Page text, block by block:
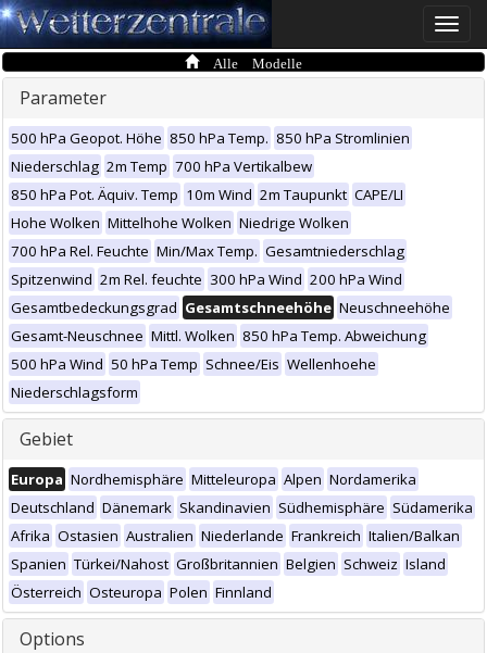
Toggle
Alle Modelle
Parameter
500 hPa Geopot. Höhe 850 hPa Temp. 850 hPa Stromlinien
Niederschlag 2m Temp 700 hPa Vertikalbew
850 hPa Pot. Äquiv. Temp 10m Wind 2m Taupunkt CAPE/LI
Hohe Wolken Mittelhohe Wolken Niedrige Wolken
700 hPa Rel. Feuchte Min/Max Temp. Gesamtniederschlag
Spitzenwind 2m Rel. feuchte 300 hPa Wind 200 hPa Wind
Gesamtbedeckungsgrad Gesamtschneehöhe Neuschneehöhe
Gesamt-Neuschnee Mittl. Wolken 850 hPa Temp. Abweichung
500 hPa Wind 50 hPa Temp Schnee/Eis Wellenhoehe
Niederschlagsform
Gebiet
Europa Nordhemisphäre Mitteleuropa Alpen Nordamerika
Deutschland Dänemark Skandinavien Südhemisphäre Südamerika
Afrika Ostasien Australien Niederlande Frankreich Italien/Balkan
Spanien Türkei/Nahost Großbritannien Belgien Schweiz Island
Österreich Osteuropa Polen Finnland
Options